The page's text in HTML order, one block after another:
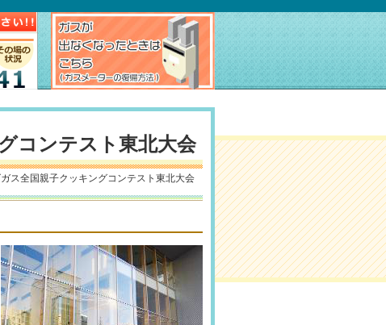
コンテスト東北大会
ス全国親子クッキングコンテスト東北大会